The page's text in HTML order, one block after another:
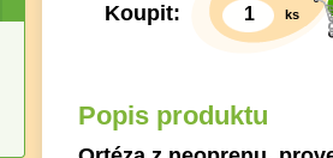
Koupit: ks
Popis produktu